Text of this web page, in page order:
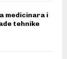
medicinara i
tehnike